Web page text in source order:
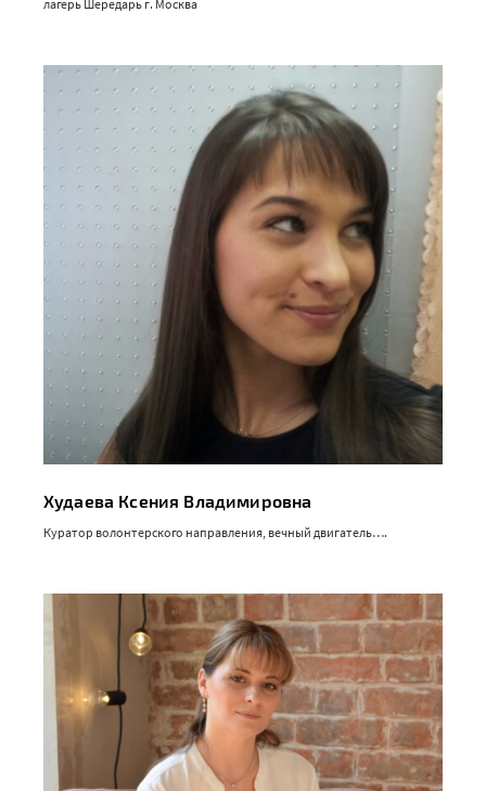
лагерь Шередарь г. Москва
Худаева Ксения Владимировна
Куратор волонтерского направления, вечный двигатель….